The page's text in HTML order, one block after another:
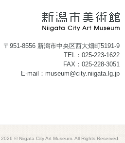
〒951-8556 新潟市中央区西大畑町5191-9
TEL：025-223-1622
FAX：025-228-3051
E-mail：museum@city.niigata.lg.jp
2026 © Niigata City Art Museum. All Rights Reserved.